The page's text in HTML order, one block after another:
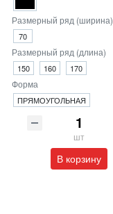
Размерный ряд (ширина)
70
Размерный ряд (длина)
150 160 170
Форма
ПРЯМОУГОЛЬНАЯ
шт
В корзину